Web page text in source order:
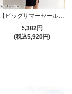
【ビッグサマーセール対象品】スタイルを語るサイドボタン×スリットが織りなす着痩せ効果抜群のリブニットワンピース(キャバドレス・CABARETDRESS)
5,382円
(税込5,920円)